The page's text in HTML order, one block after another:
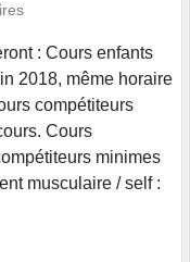
: Cours enfants
2018, même horaire
compétiteurs
Cours
minimes
musculaire / self :